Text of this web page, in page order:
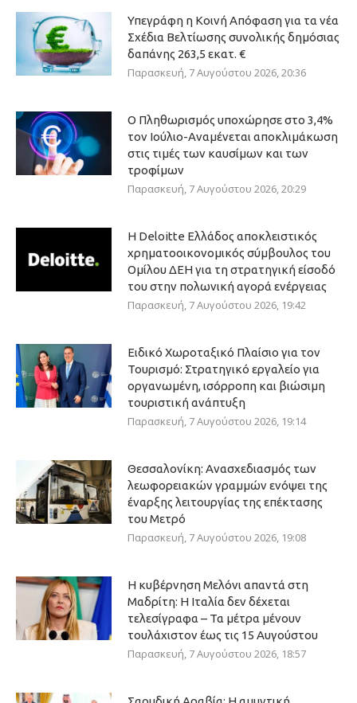
Υπεγράφη η Κοινή Απόφαση για τα νέα
Σχέδια Βελτίωσης συνολικής δημόσιας
δαπάνης 263,5 εκατ. €
Παρασκευή, 7 Αυγούστου 2026, 20:36
Ο Πληθωρισμός υποχώρησε στο 3,4%
τον Ιούλιο-Αναμένεται αποκλιμάκωση
στις τιμές των καυσίμων και των
τροφίμων
Παρασκευή, 7 Αυγούστου 2026, 20:29
Η Deloitte Ελλάδος αποκλειστικός
χρηματοοικονομικός σύμβουλος του
Ομίλου ΔΕΗ για τη στρατηγική είσοδό
του στην πολωνική αγορά ενέργειας
Παρασκευή, 7 Αυγούστου 2026, 19:42
Ειδικό Χωροταξικό Πλαίσιο για τον
Τουρισμό: Στρατηγικό εργαλείο για
οργανωμένη, ισόρροπη και βιώσιμη
τουριστική ανάπτυξη
Παρασκευή, 7 Αυγούστου 2026, 19:14
Θεσσαλονίκη: Ανασχεδιασμός των
λεωφορειακών γραμμών ενόψει της
έναρξης λειτουργίας της επέκτασης
του Μετρό
Παρασκευή, 7 Αυγούστου 2026, 19:08
Η κυβέρνηση Μελόνι απαντά στη
Μαδρίτη: Η Ιταλία δεν δέχεται
τελεσίγραφα – Τα μέτρα μένουν
τουλάχιστον έως τις 15 Αυγούστου
Παρασκευή, 7 Αυγούστου 2026, 18:57